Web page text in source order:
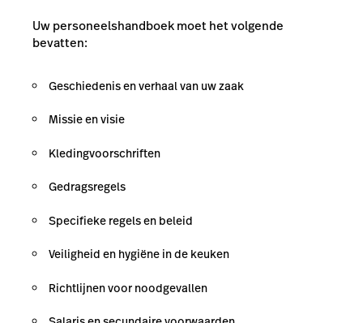
Uw personeelshandboek moet het volgende
bevatten:
Geschiedenis en verhaal van uw zaak
Missie en visie
Kledingvoorschriften
Gedragsregels
Specifieke regels en beleid
Veiligheid en hygiëne in de keuken
Richtlijnen voor noodgevallen